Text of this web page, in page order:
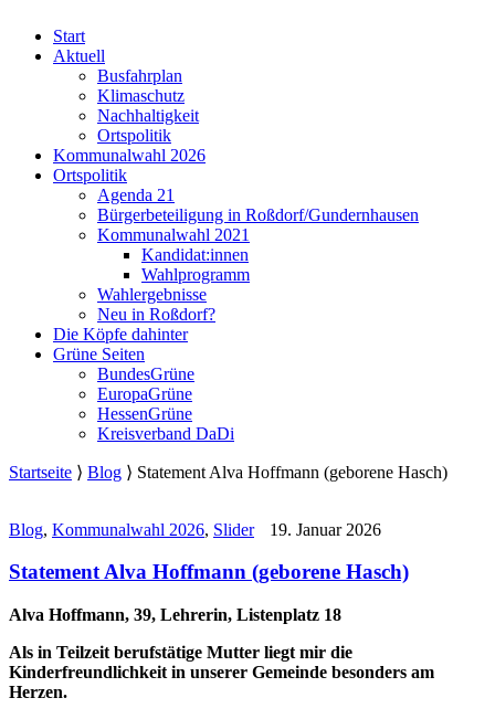
Start
Aktuell
Busfahrplan
Klimaschutz
Nachhaltigkeit
Ortspolitik
Kommunalwahl 2026
Ortspolitik
Agenda 21
Bürgerbeteiligung in Roßdorf/Gundernhausen
Kommunalwahl 2021
Kandidat:innen
Wahlprogramm
Wahlergebnisse
Neu in Roßdorf?
Die Köpfe dahinter
Grüne Seiten
BundesGrüne
EuropaGrüne
HessenGrüne
Kreisverband DaDi
Startseite ⟩ Blog ⟩ Statement Alva Hoffmann (geborene Hasch)
Blog, Kommunalwahl 2026, Slider 19. Januar 2026
Statement Alva Hoffmann (geborene Hasch)
Alva Hoffmann, 39, Lehrerin, Listenplatz 18
Als in Teilzeit berufstätige Mutter liegt mir die
Kinderfreundlichkeit in unserer Gemeinde besonders am
Herzen.